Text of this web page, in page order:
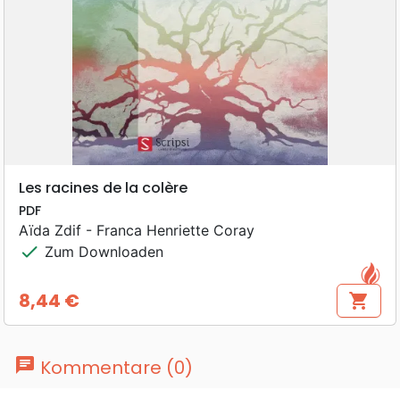
Les racines de la colère
PDF
Aïda Zdif - Franca Henriette Coray
check Zum Downloaden
Preis
8,44 € shopping_cart
chat Kommentare (0)